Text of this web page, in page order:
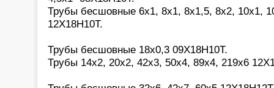
Трубы бесшовные 6х1, 8х1, 8х1,5, 8х2, 10х1,
12Х18Н10Т.
Трубы бесшовные 18х0,3 09Х18Н10Т.
Трубы 14х2, 20х2, 42х3, 50х4, 89х4, 219х6